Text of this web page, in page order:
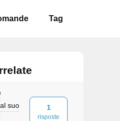
Tag
suo
1
risposte